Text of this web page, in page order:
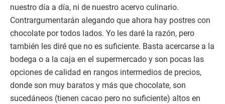
nuestro día a día, ni de nuestro acervo culinario.
Contrargumentarán alegando que ahora hay postres con
chocolate por todos lados. Yo les daré la razón, pero
también les diré que no es suficiente. Basta acercarse a la
bodega o a la caja en el supermercado y son pocas las
opciones de calidad en rangos intermedios de precios,
donde son muy baratos y más que chocolate, son
sucedáneos (tienen cacao pero no suficiente) altos en